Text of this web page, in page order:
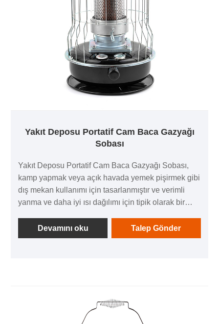
Yakıt Deposu Portatif Cam Baca Gazyağı
Sobası
Yakıt Deposu Portatif Cam Baca Gazyağı Sobası,
kamp yapmak veya açık havada yemek pişirmek gibi
dış mekan kullanımı için tasarlanmıştır ve verimli
yanma ve daha iyi ısı dağılımı için tipik olarak bir
Devamını oku
Talep Gönder